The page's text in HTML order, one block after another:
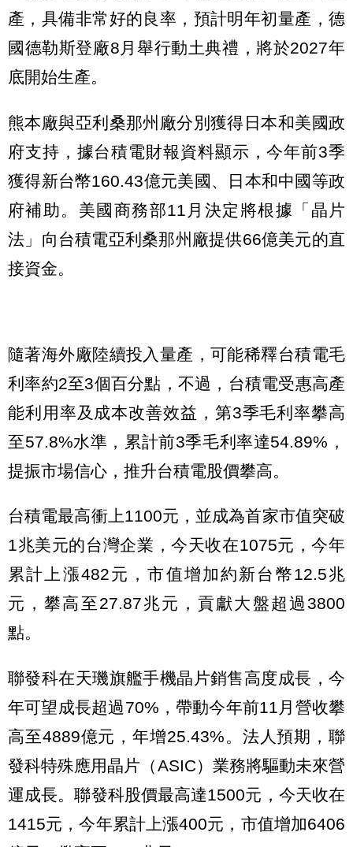
產，具備非常好的良率，預計明年初量產，德
國德勒斯登廠8月舉行動土典禮，將於2027年
底開始生產。
熊本廠與亞利桑那州廠分別獲得日本和美國政
府支持，據台積電財報資料顯示，今年前3季
獲得新台幣160.43億元美國、日本和中國等政
府補助。美國商務部11月決定將根據「晶片
法」向台積電亞利桑那州廠提供66億美元的直
接資金。
隨著海外廠陸續投入量產，可能稀釋台積電毛
利率約2至3個百分點，不過，台積電受惠高產
能利用率及成本改善效益，第3季毛利率攀高
至57.8%水準，累計前3季毛利率達54.89%，
提振市場信心，推升台積電股價攀高。
台積電最高衝上1100元，並成為首家市值突破
1兆美元的台灣企業，今天收在1075元，今年
累計上漲482元，市值增加約新台幣12.5兆
元，攀高至27.87兆元，貢獻大盤超過3800
點。
聯發科在天璣旗艦手機晶片銷售高度成長，今
年可望成長超過70%，帶動今年前11月營收攀
高至4889億元，年增25.43%。法人預期，聯
發科特殊應用晶片（ASIC）業務將驅動未來營
運成長。聯發科股價最高達1500元，今天收在
1415元，今年累計上漲400元，市值增加6406